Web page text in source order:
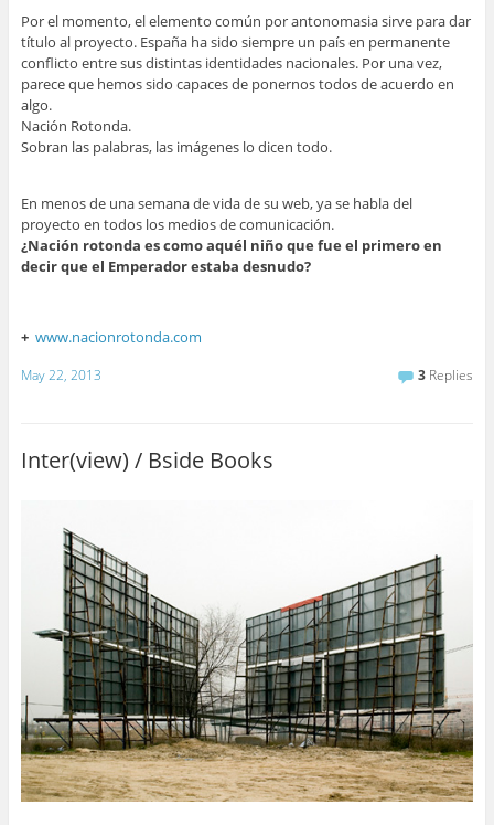
Por el momento, el elemento común por antonomasia sirve para dar
título al proyecto. España ha sido siempre un país en permanente
conflicto entre sus distintas identidades nacionales. Por una vez,
parece que hemos sido capaces de ponernos todos de acuerdo en
algo.
Nación Rotonda.
Sobran las palabras, las imágenes lo dicen todo.
En menos de una semana de vida de su web, ya se habla del
proyecto en todos los medios de comunicación.
¿Nación rotonda es como aquél niño que fue el primero en
decir que el Emperador estaba desnudo?
+ www.nacionrotonda.com
May 22, 2013 3 Replies
Inter(view) / Bside Books